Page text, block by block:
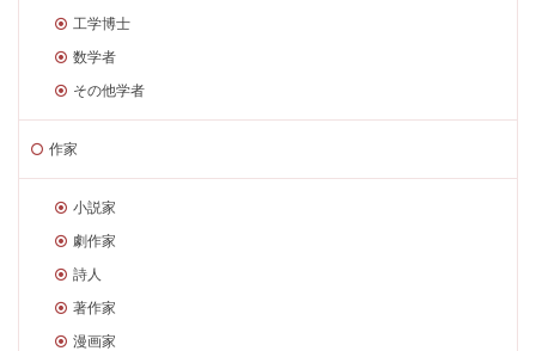
工学博士
数学者
その他学者
作家
小説家
劇作家
詩人
著作家
漫画家